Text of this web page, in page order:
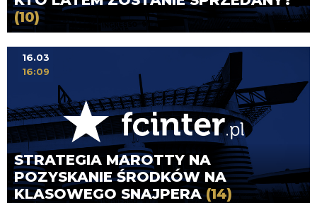
(10)
STRATEGIA MAROTTY NA
POZYSKANIE ŚRODKÓW NA
KLASOWEGO SNAJPERA(14)
16.03
16:09